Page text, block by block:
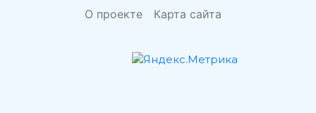
О проекте Карта сайта